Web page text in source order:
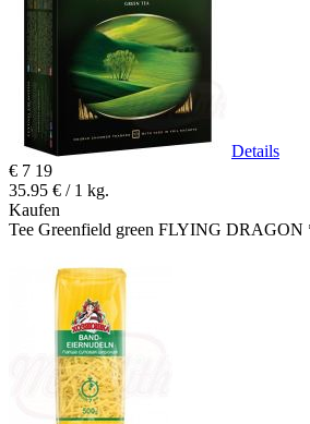
Details
€ 7 19
35.95 € / 1 kg.
Kaufen
Tee Greenfield green FLYING DRAGON